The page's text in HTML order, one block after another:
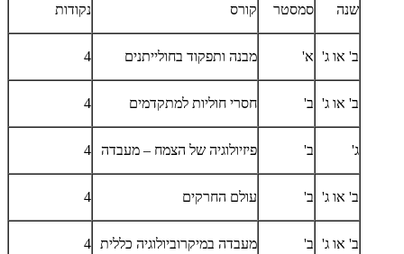
שנה סמסטר קורס נקודות
ב' או ג' א' מבנה ותפקוד בחולייתנים 4
ב' או ג' ב' חסרי חוליות למתקדמים 4
ג' ב' פיזיולוגיה של הצמח – מעבדה 4
ב' או ג' ב' עולם החרקים 4
ב' או ג' ב' מעבדה במיקרוביולוגיה כללית 4